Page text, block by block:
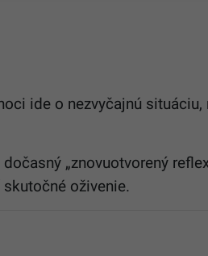
ide o nezvyčajnú
„znovuotvorený
oživenie.